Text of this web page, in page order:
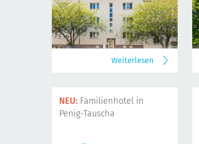
Weiterlesen
NEU: Familienhotel in
Penig-Tauscha